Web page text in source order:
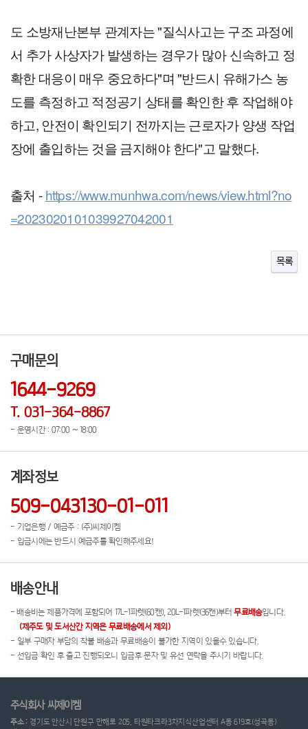
도 소방재난본부 관계자는 "질식사고는 구조 과정에
서 추가 사상자가 발생하는 경우가 많아 신속하고 정
확한 대응이 매우 중요하다"며 "반드시 유해가스 농
도를 측정하고 적정공기 상태를 확인한 후 작업해야
하고, 안전이 확인되기 전까지는 근로자가 양생 작업
장에 출입하는 것을 금지해야 한다"고 말했다.
출처 - https://www.munhwa.com/news/view.html?no
=2023020101039927042001
목록
구매문의
1644-9269
T. 031-364-8867
- 운영시간 : 07:00 ~ 18:00
계좌정보
509-043130-01-011
- 기업은행 / 예금주 : (주)씨제이켐
- 입금시에는 반드시 예금주를 확인해주세요!
배송안내
- 배송비는 제품가격에 포함되어 17L-1파렛(60캔), 20L-1파렛(36캔)부터무료배송입니다.
(제주도 및 도서산간 지역은 무료배송에서 제외)
- 일부 구매자 부담의 착불 배송과 무료배송이 불가한 지역이 있을수 있습니다.
- 선입금 확인 후 출고 진행되오니 입금후 문자 및 유선 연락을 주시기 바랍니다.
주식회사 씨제이켐
주소 : 경기도 안산시 단원구 만해로 205, 타원타크라3차지식산업센터 A동 619호(성곡동)